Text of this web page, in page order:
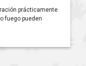
prácticamente
fuego pueden